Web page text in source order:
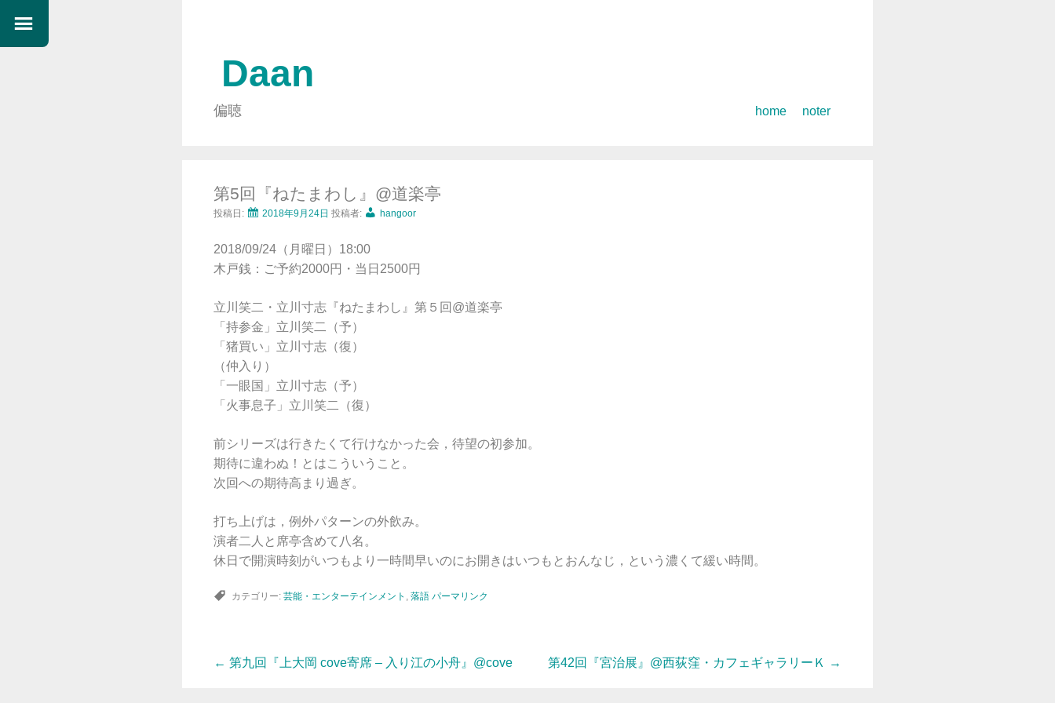
Daan
偏聴
コ
home noter
第5回『ねたまわし』@道楽亭
投稿日: 2018年9月24日 投稿者: hangoor
2018/09/24（月曜日）18:00
木戸銭：ご予約2000円・当日2500円
立川笑二・立川寸志『ねたまわし』第５回@道楽亭
「持参金」立川笑二（予）
「猪買い」立川寸志（復）
（仲入り）
「一眼国」立川寸志（予）
「火事息子」立川笑二（復）
前シリーズは行きたくて行けなかった会，待望の初参加。
期待に違わぬ！とはこういうこと。
次回への期待高まり過ぎ。
打ち上げは，例外パターンの外飲み。
演者二人と席亭含めて八名。
休日で開演時刻がいつもより一時間早いのにお開きはいつもとおんなじ，という濃くて緩い時間。
カテゴリー: 芸能・エンターテインメント , 落語 パーマリンク
投
← 第九回『上大岡 cove寄席 – 入り江の小舟』@cove 第42回『宮治展』@西荻窪・カフェギャラリーＫ →